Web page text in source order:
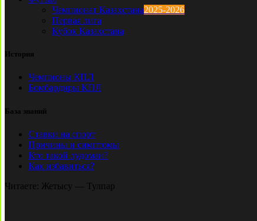
Чемпионат Казахстана2025-2026
Первая лига
Кубок Казахстана
История
Чемпионы КПЛ
Бомбардиры КПЛ
База знаний
Ставки на спорт
Причины и симптомы
Кто такой лудоман?
Как избавиться?
Читаете: Жетысу — Тулпар